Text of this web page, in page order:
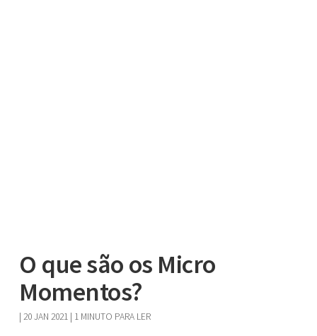
O que são os Micro
Momentos?
| 20 JAN 2021 | 1 MINUTO PARA LER